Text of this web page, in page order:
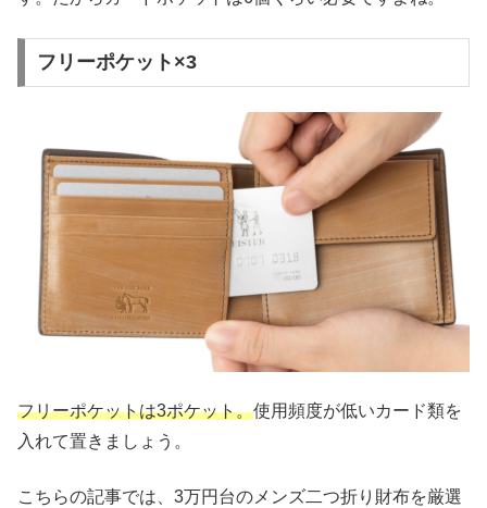
フリーポケット×3
フリーポケットは3ポケット。使用頻度が低いカード類を
入れて置きましょう。
こちらの記事では、3万円台のメンズ二つ折り財布を厳選